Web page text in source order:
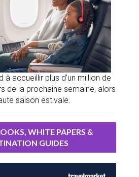
à accueillir plus d’un million de
de la prochaine semaine, alors
saison estivale.
WHITE PAPERS &
GUIDES